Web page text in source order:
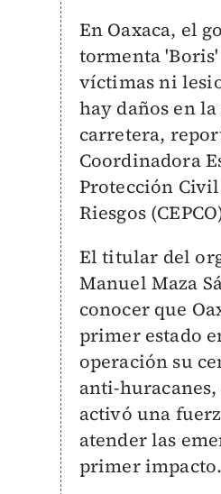
En Oaxaca, el
tormenta
víctimas ni
hay daños en
carretera,
Coordinadora
Protección
Riesgos
El titular del
Manuel Maza
conocer que
primer estado
operación su
anti-
activó una
atender las
primer impacto.